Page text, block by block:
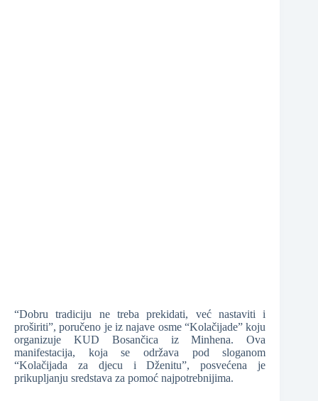
“Dobru tradiciju ne treba prekidati, već nastaviti i
proširiti”, poručeno je iz najave osme “Kolačijade” koju
organizuje KUD Bosančica iz Minhena. Ova
manifestacija, koja se održava pod sloganom
“Kolačijada za djecu i Dženitu”, posvećena je
prikupljanju sredstava za pomoć najpotrebnijima.